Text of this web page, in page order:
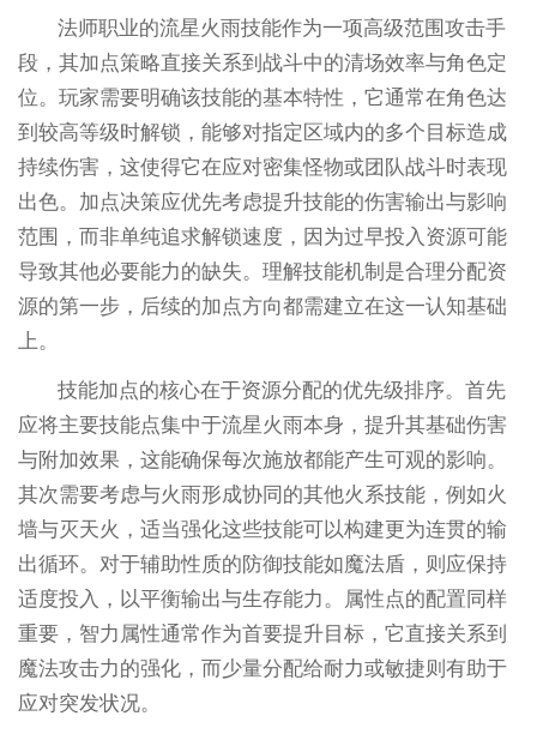
法师职业的流星火雨技能作为一项高级范围攻击手
段，其加点策略直接关系到战斗中的清场效率与角色定
位。玩家需要明确该技能的基本特性，它通常在角色达
到较高等级时解锁，能够对指定区域内的多个目标造成
持续伤害，这使得它在应对密集怪物或团队战斗时表现
出色。加点决策应优先考虑提升技能的伤害输出与影响
范围，而非单纯追求解锁速度，因为过早投入资源可能
导致其他必要能力的缺失。理解技能机制是合理分配资
源的第一步，后续的加点方向都需建立在这一认知基础
上。
技能加点的核心在于资源分配的优先级排序。首先
应将主要技能点集中于流星火雨本身，提升其基础伤害
与附加效果，这能确保每次施放都能产生可观的影响。
其次需要考虑与火雨形成协同的其他火系技能，例如火
墙与灭天火，适当强化这些技能可以构建更为连贯的输
出循环。对于辅助性质的防御技能如魔法盾，则应保持
适度投入，以平衡输出与生存能力。属性点的配置同样
重要，智力属性通常作为首要提升目标，它直接关系到
魔法攻击力的强化，而少量分配给耐力或敏捷则有助于
应对突发状况。